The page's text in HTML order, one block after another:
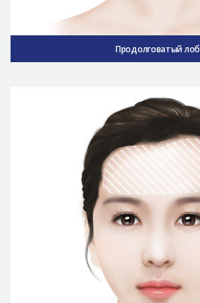
Продолговатый лоб